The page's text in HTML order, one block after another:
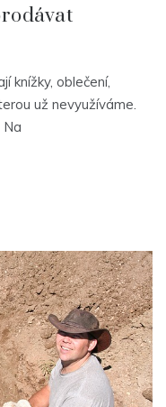
knížky, oblečení,
už nevyužíváme.
Na